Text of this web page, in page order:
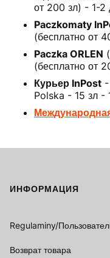
от 200 зл) - 1-2
Paczkomaty
(бесплатно от
Paczka ORLEN
(бесплатно от
Курьер InPost
Polska - 15 зл -
Footer menu
ИНФОРМАЦИЯ
Regulaminy/
Возврат товара